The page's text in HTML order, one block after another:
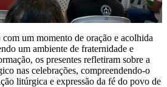
um momento de oração e acolhida
um ambiente de fraternidade e
os presentes refletiram sobre a
nas celebrações, compreendendo-o
litúrgica e expressão da fé do povo de